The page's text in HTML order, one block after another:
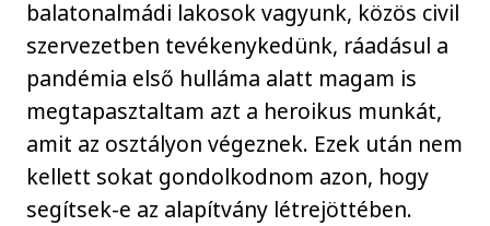
balatonalmádi lakosok vagyunk, közös civil
szervezetben tevékenykedünk, ráadásul a
pandémia első hulláma alatt magam is
megtapasztaltam azt a heroikus munkát,
amit az osztályon végeznek. Ezek után nem
kellett sokat gondolkodnom azon, hogy
segítsek-e az alapítvány létrejöttében.